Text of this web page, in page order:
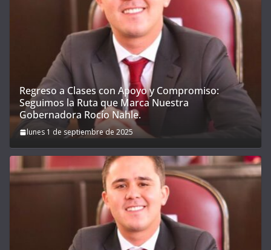
Regreso a Clases con Apoyo y Compromiso:
Seguimos la Ruta que Marca Nuestra
Gobernadora Rocío Nahle.
lunes 1 de septiembre de 2025